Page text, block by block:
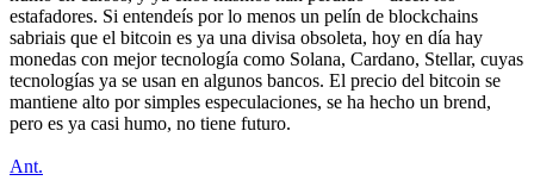
estafadores. Si entendeís por lo menos un pelín de blockchains
sabriais que el bitcoin es ya una divisa obsoleta, hoy en día hay
monedas con mejor tecnología como Solana, Cardano, Stellar, cuyas
tecnologías ya se usan en algunos bancos. El precio del bitcoin se
mantiene alto por simples especulaciones, se ha hecho un brend,
pero es ya casi humo, no tiene futuro.
Ant.